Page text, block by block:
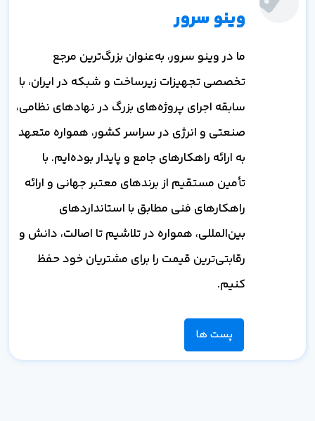
وینو سرور
ما در وینو سرور، به‌عنوان بزرگ‌ترین مرجع
تخصصی تجهیزات زیرساخت و شبکه در ایران، با
سابقه اجرای پروژه‌های بزرگ در نهادهای نظامی،
صنعتی و انرژی در سراسر کشور، همواره متعهد
به ارائه راهکارهای جامع و پایدار بوده‌ایم. با
تأمین مستقیم از برندهای معتبر جهانی و ارائه
راهکارهای فنی مطابق با استانداردهای
بین‌المللی، همواره در تلاشیم تا اصالت، دانش و
رقابتی‌ترین قیمت را برای مشتریان خود حفظ
کنیم.
پست ها